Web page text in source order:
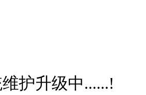
护升级中......!